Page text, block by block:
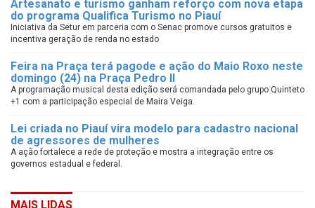
Artesanato e turismo ganham reforço com nova etapa
do programa Qualifica Turismo no Piauí
Iniciativa da Setur em parceria com o Senac promove cursos gratuitos e
incentiva geração de renda no estado
Feira na Praça terá pagode e ação do Maio Roxo neste
domingo (24) na Praça Pedro II
A programação musical desta edição será comandada pelo grupo Quinteto
+1 com a participação especial de Maira Veiga.
Lei criada no Piauí vira modelo para cadastro nacional
de agressores de mulheres
A ação fortalece a rede de proteção e mostra a integração entre os
governos estadual e federal.
MAIS LIDAS